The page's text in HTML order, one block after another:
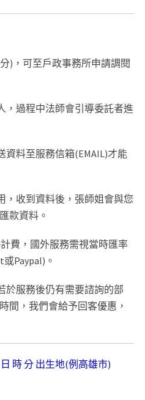
)，可至戶政事務所申請調閱
，過程中法師會引導委託者進
資料至服務信箱(EMAIL)才能
，收到資料後，張師姐會與您
款資料。
費，國外服務需視當時匯率
Paypal)。
於服務後仍有需要諮詢的部
間，我們會給予回客優惠，
時 分 出生地(例高雄市)